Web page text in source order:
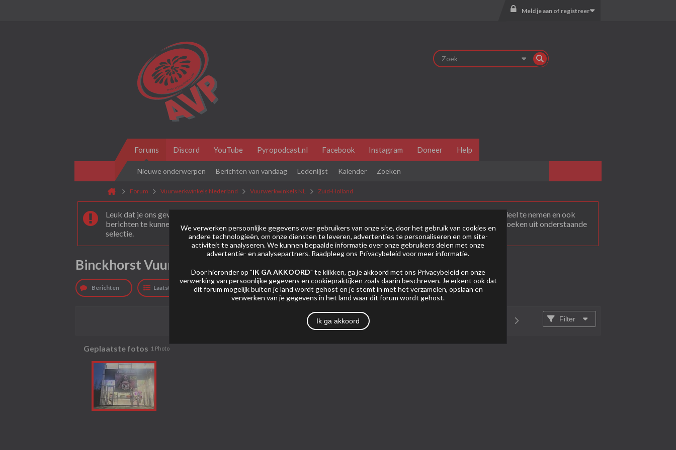
Meld je aan of registreer
Forums Discord YouTube Pyropodcast.nl Facebook Instagram Doneer Help
Nieuwe onderwerpen Berichten van vandaag Ledenlijst Kalender Zoeken
Forum Vuurwerkwinkels Nederland Vuurwerkwinkels NL Zuid-Holland
Leuk dat je ons gevonden hebt! Als dit je eerste bezoek is bekijk dan eerst even de
. Om actief deel te nemen en ook
berichten te kunnen plaatsen moet je je eerstregisteren
. Om berichten te bekijken, selecteer het forum dat je wil bezoeken uit onderstaande
selectie.
Binckhorst Vuurwerk [Den Haag]
Berichten Laatste activiteit Foto's
Filter
Geplaatste fotos 1 Photo
We verwerken persoonlijke gegevens over gebruikers van onze site, door het gebruik van cookies en
andere technologieën, om onze diensten te leveren, advertenties te personaliseren en om site-
activiteit te analyseren. We kunnen bepaalde informatie over onze gebruikers delen met onze
advertentie- en analysepartners. Raadpleeg ons Privacybeleid voor meer informatie.
Door hieronder op "IK GA AKKOORD" te klikken, ga je akkoord met ons Privacybeleid en onze
verwerking van persoonlijke gegevens en cookiepraktijken zoals daarin beschreven. Je erkent ook dat
dit forum mogelijk buiten je land wordt gehost en je stemt in met het verzamelen, opslaan en
verwerken van je gegevens in het land waar dit forum wordt gehost.
Ik ga akkoord